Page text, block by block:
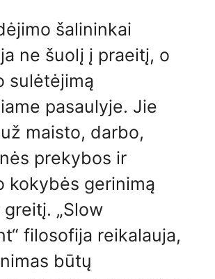
šalininkai
ne šuolį į praeitį, o
sulėtėjimą
pasaulyje. Jie
maisto, darbo,
prekybos ir
kokybės gerinimą
„Slow
filosofija reikalauja,
būtų